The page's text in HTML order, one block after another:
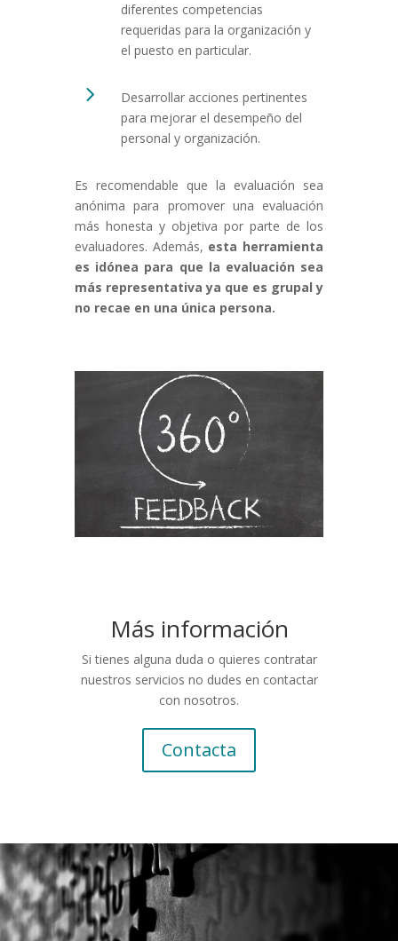
diferentes competencias
requeridas para la organización y
el puesto en particular.
5
Desarrollar acciones pertinentes
para mejorar el desempeño del
personal y organización.
Es recomendable que la evaluación sea
anónima para promover una evaluación
más honesta y objetiva por parte de los
evaluadores. Además, esta herramienta
es idónea para que la evaluación sea
más representativa ya que es grupal y
no recae en una única persona.
Más información
Si tienes alguna duda o quieres contratar
nuestros servicios no dudes en contactar
con nosotros.
Contacta